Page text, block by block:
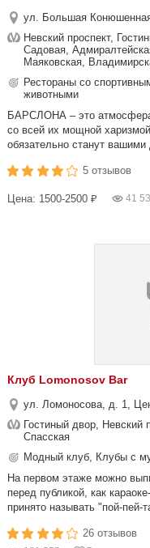
ул. Большая
Невский проспект,
Садовая,
Маяковская,
Рестораны со
животными
БАРСЛОНА – это атмосфера
со всей их мощной
обязательно станут
5 отзывов
Цена: 1500-2500 ₽ 41
Клуб Lomonosov Bar
ул. Ломоносова, д. 1,
Гостиный двор, Невский
Спасская
Модный клуб, Клубы с
На первом этаже можно
перед публикой, как
принято называть "пой-
26 отзывов